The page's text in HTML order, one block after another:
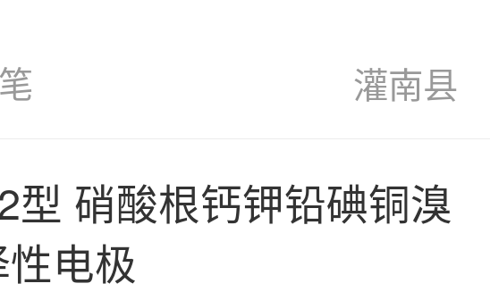
灌南县
型 硝酸根钙钾铅碘铜溴
电极